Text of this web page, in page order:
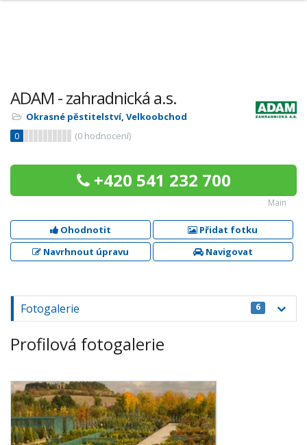
ADAM - zahradnická a.s.
Okrasné pěstitelství, Velkoobchod
0
(0 hodnocení)
+420 541 232 700
Main
Ohodnotit
Přidat fotku
Navrhnout úpravu
Navigovat
Fotogalerie 6
Profilová fotogalerie